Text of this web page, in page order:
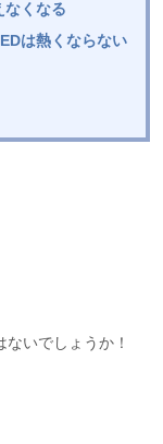
なくなる
は熱くならない
いでしょうか！